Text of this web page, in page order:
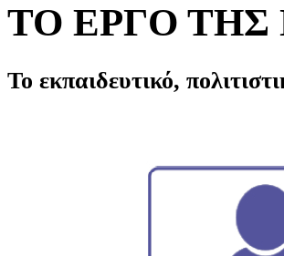
ΤΟ ΕΡΓΟ ΤΗΣ
Το εκπαιδευτικό,